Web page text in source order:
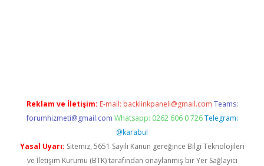
Reklam ve İletişim: E-mail: backlinkpaneli@gmail.com Teams:
forumhizmeti@gmail.com Whatsapp: 0262 606 0 726 Telegram:
@karabul
Yasal Uyarı: Sitemiz, 5651 Sayılı Kanun gereğince Bilgi Teknolojileri
ve İletişim Kurumu (BTK) tarafından onaylanmış bir Yer Sağlayıcı